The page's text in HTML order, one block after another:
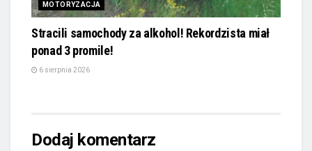
MOTORYZACJA
Stracili samochody za alkohol! Rekordzista miał
ponad 3 promile!
6 sierpnia 2026
Dodaj komentarz